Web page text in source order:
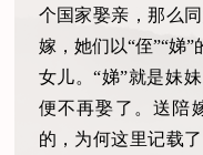
个国家娶亲，那么
嫁，她们以“侄”“娣
女儿。“娣”就是妹
便不再娶了。送陪
的，为何这里记载